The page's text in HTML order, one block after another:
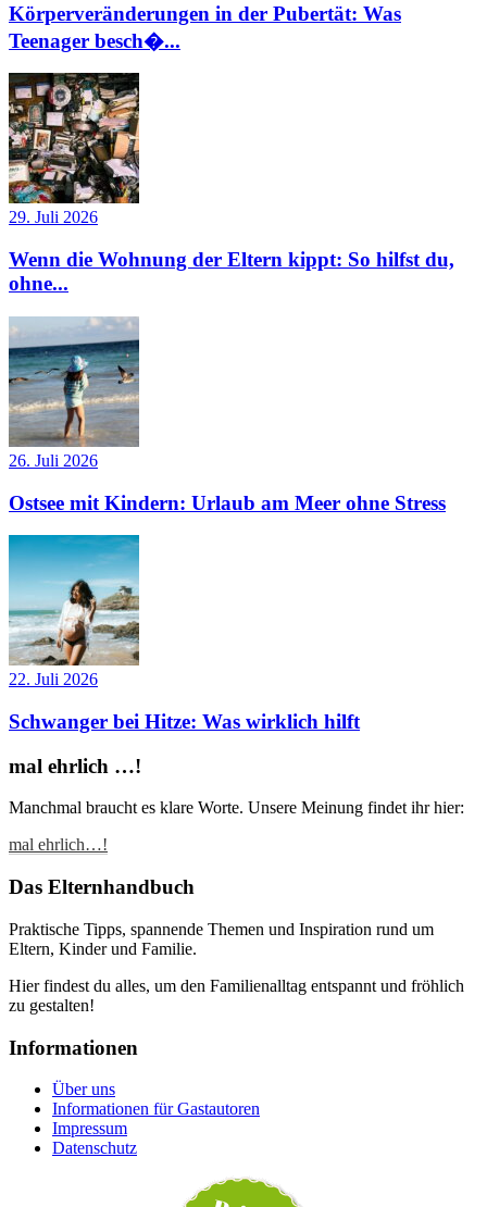
Körperveränderungen in der Pubertät: Was
Teenager besch�...
29. Juli 2026
Wenn die Wohnung der Eltern kippt: So hilfst du,
ohne...
26. Juli 2026
Ostsee mit Kindern: Urlaub am Meer ohne Stress
22. Juli 2026
Schwanger bei Hitze: Was wirklich hilft
mal ehrlich …!
Manchmal braucht es klare Worte. Unsere Meinung findet ihr hier:
mal ehrlich…!
Das Elternhandbuch
Praktische Tipps, spannende Themen und Inspiration rund um
Eltern, Kinder und Familie.
Hier findest du alles, um den Familienalltag entspannt und fröhlich
zu gestalten!
Informationen
Über uns
Informationen für Gastautoren
Impressum
Datenschutz